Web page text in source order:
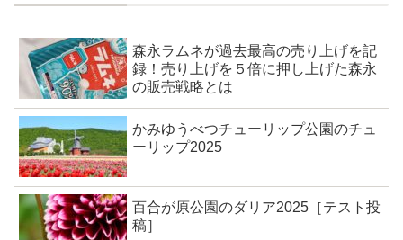
森永ラムネが過去最高の売り上げを記
録！売り上げを５倍に押し上げた森永
の販売戦略とは
かみゆうべつチューリップ公園のチュ
ーリップ2025
百合が原公園のダリア2025［テスト投
稿］